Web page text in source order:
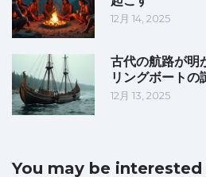
12月 14, 2025
古代の航路が明
リングボートの
12月 13, 2025
You may be interested